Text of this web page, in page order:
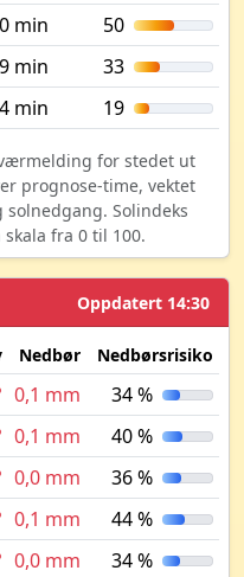
min
50
min
33
min 19
for stedet ut
prognose-time, vektet
Solindeks
fra 0 til 100.
Oppdatert 14:30
Nedbør Nedbørsrisiko
0,1 mm
34 %
0,1 mm
40 %
0,0 mm
36 %
0,1 mm
44 %
0,0 mm
34 %